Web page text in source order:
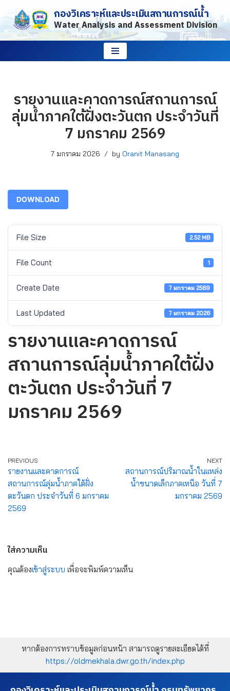
Skip
to
กองวิเคราะห์และประเมินสถานการณ์น้ำ
Water Analysis and Assessment Division
รายงานและคาดการณ์สถานการณ์
ลุ่มน้ำภาคใต้ฝั่งตะวันตก ประจำวันที่
7 มกราคม 2569
7 มกราคม 2026 by Oranit Manasang
DOWNLOAD
File Size 2.52 MB
File Count 1
Create Date 7 มกราคม 2569
Last Updated 7 มกราคม 2026
รายงานและคาดการณ์
สถานการณ์ลุ่มน้ำภาคใต้ฝั่ง
ตะวันตก ประจำวันที่ 7
มกราคม 2569
PREVIOUS
รายงานและคาดการณ์
สถานการณ์ลุ่มน้ำภาคใต้ฝั่ง
ตะวันตก ประจำวันที่ 6 มกราคม
2569
NEXT
สถานการณ์ปริมาณน้ำในแหล่ง
น้ำขนาดเล็กภาคเหนือ วันที่ 7
มกราคม 2569
ใส่ความเห็น
คุณต้องเข้าสู่ระบบ เพื่อจะพิมพ์ความเห็น
หากต้องการทราบข้อมูลก่อนหน้า สามารถดูรายละเอียดได้ที่
https://oldmekhala.dwr.go.th/index.php